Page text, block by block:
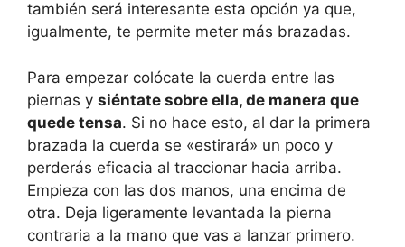
también será interesante esta opción ya que,
igualmente, te permite meter más brazadas.
Para empezar colócate la cuerda entre las
piernas y siéntate sobre ella, de manera que
quede tensa. Si no hace esto, al dar la primera
brazada la cuerda se «estirará» un poco y
perderás eficacia al traccionar hacia arriba.
Empieza con las dos manos, una encima de
otra. Deja ligeramente levantada la pierna
contraria a la mano que vas a lanzar primero.